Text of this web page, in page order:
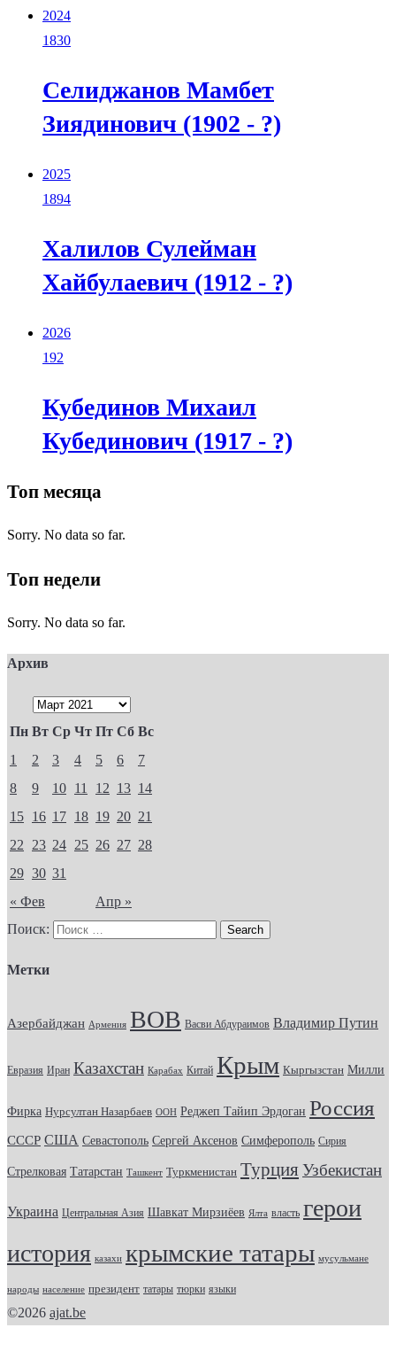
2024
1830
Селиджанов Мамбет
Зиядинович (1902 - ?)
2025
1894
Халилов Сулейман
Хайбулаевич (1912 - ?)
2026
192
Кубединов Михаил
Кубединович (1917 - ?)
Топ месяца
Sorry. No data so far.
Топ недели
Sorry. No data so far.
Архив
Пн Вт Ср Чт Пт Сб Вс
« Фев Апр »
1 2 3 4 5 6
7
8
9 10 11 12 13 14
15 16 17 18 19 20 21
22
23 24 25 26 27 28
29 30 31
Поиск:
Метки
Азербайджан Армения ВОВ Васви Абдураимов Владимир Путин
Евразия Иран Казахстан Карабах Китай Крым Кыргызстан Милли
Фирка Нурсултан Назарбаев ООН Реджеп Тайип Эрдоган Россия
СССР США Севастополь Сергей Аксенов Симферополь Сирия
Стрелковая Татарстан Ташкент Туркменистан Турция Узбекистан
Украина Центральная Азия Шавкат Мирзиёев Ялта власть герои
история казахи крымские татары мусульмане
народы население президент татары тюрки языки
©2026 ajat.be